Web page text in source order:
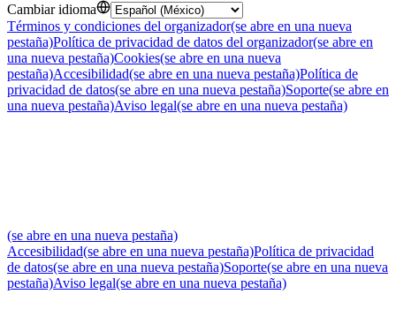
Cambiar idioma
Términos y condiciones del organizador(se abre en una nueva
pestaña)Política de privacidad de datos del organizador(se abre en
una nueva pestaña)Cookies(se abre en una nueva
pestaña)Accesibilidad(se abre en una nueva pestaña)Política de
privacidad de datos(se abre en una nueva pestaña)Soporte(se abre en
una nueva pestaña)Aviso legal(se abre en una nueva pestaña)
(se abre en una nueva pestaña)
Accesibilidad(se abre en una nueva pestaña)Política de privacidad
de datos(se abre en una nueva pestaña)Soporte(se abre en una nueva
pestaña)Aviso legal(se abre en una nueva pestaña)